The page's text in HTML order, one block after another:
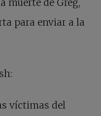
muerte de Greg,
para enviar a la
víctimas del